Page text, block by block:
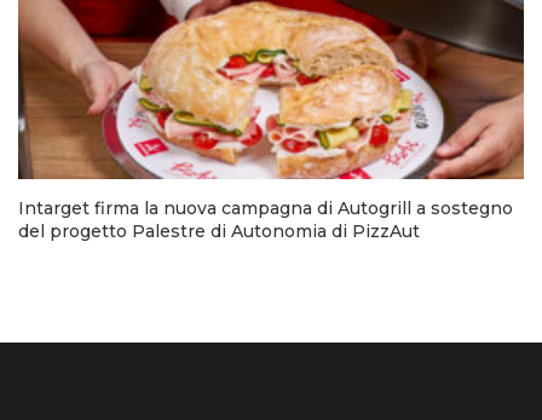
Intarget firma la nuova campagna di Autogrill a sostegno
del progetto Palestre di Autonomia di PizzAut